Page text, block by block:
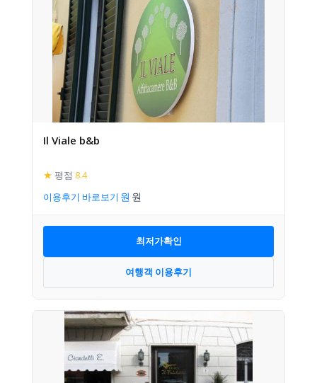
Il Viale b&b
★ 평점 8.4
이용후기 바로보기
최저가확인
여행객 이용후기